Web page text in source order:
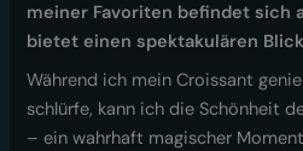
meiner Favoriten befindet sich
bietet einen spektakulären
Während ich mein Croissant
schlürfe, kann ich die Schönheit
– ein wahrhaft magischer